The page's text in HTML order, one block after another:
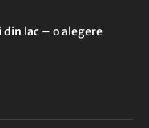
lac – o alegere